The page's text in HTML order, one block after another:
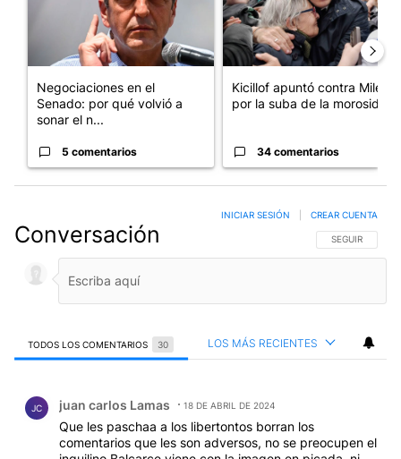
Negociaciones en el
Senado: por qué volvió a
sonar el n...
5 comentarios
Kicillof apuntó contra Milei
por la suba de la morosida...
34 comentarios
Conversación SIGA ESTA
SEGUIR
INICIAR SESIÓN CREAR CUENTA
TODOS LOS COMENTARIOS 30 LOS MÁS RECIENTES
JC juan carlos Lamas 18 DE ABRIL DE 2024
Que les paschaa a los libertontos borran los
comentarios que les son adversos, no se preocupen el